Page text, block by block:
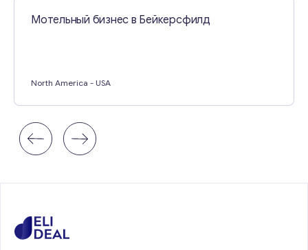
Мотельный бизнес в Бейкерсфилд
North America - USA